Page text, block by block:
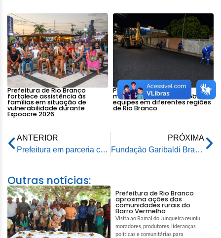
Prefeitura de Rio Branco
fortalece assistência às
famílias em situação de
vulnerabilidade durante
Expoacre 2026
Prefeitura intensifica
manutenção viária e mobiliza
equipes em diferentes regiões
de Rio Branco
ANTERIOR
Prefeitura em parceria com o Banco do Brasil lança plataforma para facilitar o pagamento do IPTU
PRÓXIMA
Fundação Garibaldi Brasil e juventude da Secretaria de Assistência Social distribuem brinquedos em abrigo do Parque de Exposição
Outras notícias:
Prefeitura de Rio Branco
aproxima ações das
comunidades rurais do
Barro Vermelho
Visita ao Ramal do Junqueira reuniu
moradores, produtores, lideranças
políticas e comunitárias para